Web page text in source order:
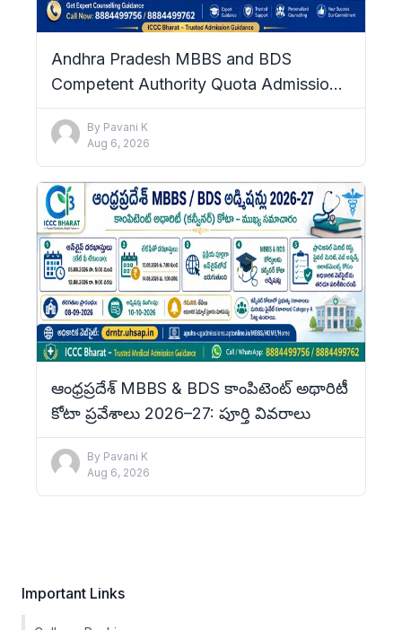
Andhra Pradesh MBBS and BDS
Competent Authority Quota Admissions
2026–27: Complete Details
By Pavani K
Aug 6, 2026
ఆంధ్రప్రదేశ్ MBBS & BDS కాంపిటెంట్ అథారిటీ
కోటా ప్రవేశాలు 2026–27: పూర్తి వివరాలు
By Pavani K
Aug 6, 2026
Important Links